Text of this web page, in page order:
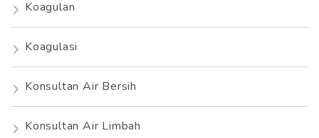
Koagulan
Koagulasi
Konsultan Air Bersih
Konsultan Air Limbah